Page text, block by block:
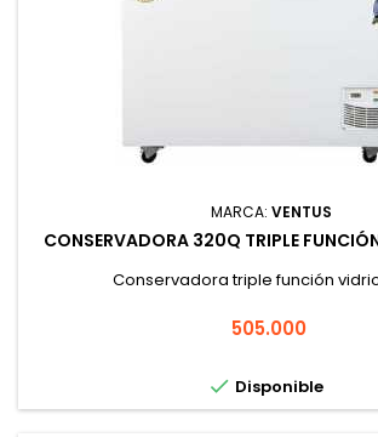
MARCA: VENTUS
CONSERVADORA 320Q TRIPLE
Conservadora triple función
Precio
505.000
 Disponible